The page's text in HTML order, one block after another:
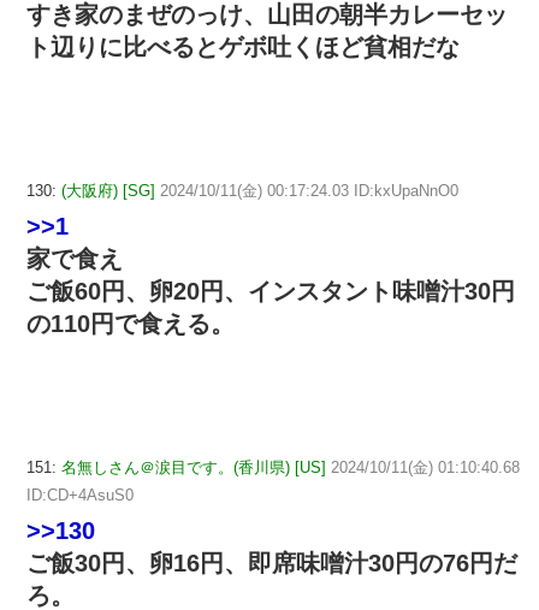
すき家のまぜのっけ、山田の朝半カレーセッ
ト辺りに比べるとゲボ吐くほど貧相だな
130: (大阪府) [SG] 2024/10/11(金) 00:17:24.03 ID:kxUpaNnO0
>>1
家で食え
ご飯60円、卵20円、インスタント味噌汁30円
の110円で食える。
151: 名無しさん＠涙目です。(香川県) [US] 2024/10/11(金) 01:10:40.68
ID:CD+4AsuS0
>>130
ご飯30円、卵16円、即席味噌汁30円の76円だ
ろ。